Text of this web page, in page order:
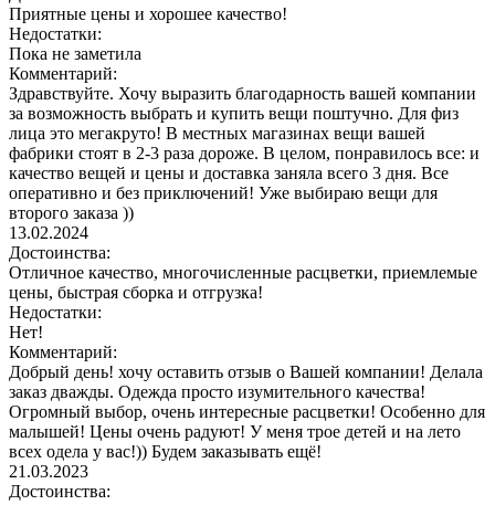
Приятные цены и хорошее качество!
Недостатки:
Пока не заметила
Комментарий:
Здравствуйте. Хочу выразить благодарность вашей компании
за возможность выбрать и купить вещи поштучно. Для физ
лица это мегакруто! В местных магазинах вещи вашей
фабрики стоят в 2-3 раза дороже. В целом, понравилось все: и
качество вещей и цены и доставка заняла всего 3 дня. Все
оперативно и без приключений! Уже выбираю вещи для
второго заказа ))
13.02.2024
Достоинства:
Отличное качество, многочисленные расцветки, приемлемые
цены, быстрая сборка и отгрузка!
Недостатки:
Нет!
Комментарий:
Добрый день! хочу оставить отзыв о Вашей компании! Делала
заказ дважды. Одежда просто изумительного качества!
Огромный выбор, очень интересные расцветки! Особенно для
малышей! Цены очень радуют! У меня трое детей и на лето
всех одела у вас!)) Будем заказывать ещё!
21.03.2023
Достоинства: